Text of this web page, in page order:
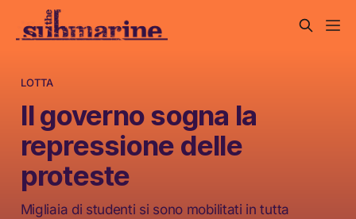
LOTTA
Il governo sogna la
repressione delle
proteste
Migliaia di studenti si sono mobilitati in tutta